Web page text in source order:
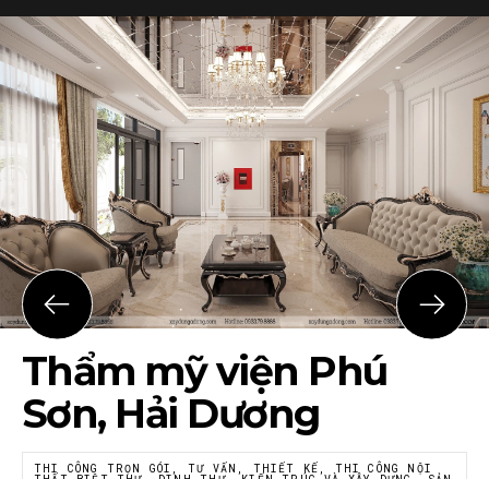
Thẩm mỹ viện Phú
Sơn, Hải Dương
THI CÔNG TRỌN GÓI, TƯ VẤN, THIẾT KẾ, THI CÔNG NỘI